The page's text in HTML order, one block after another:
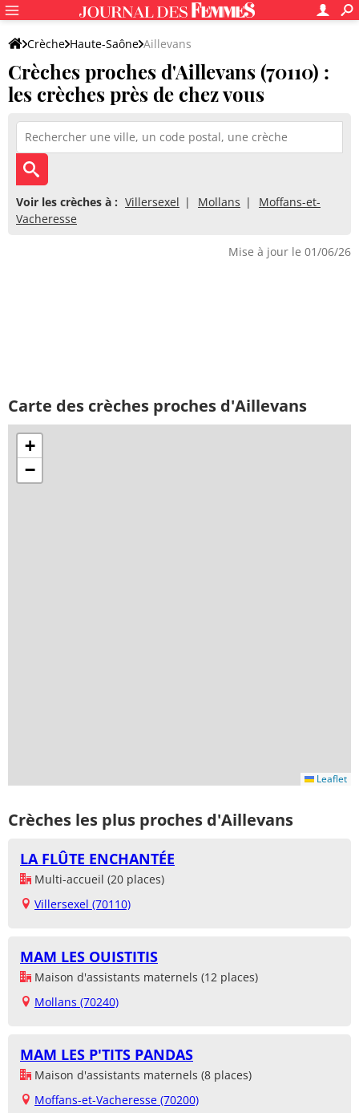
Crèche Haute-Saône Aillevans
Crèches proches d'Aillevans (70110) :
les crèches près de chez vous
Voir les crèches à : Villersexel Mollans
Moffans-et-
Vacheresse
Mise à jour le 01/06/26
Carte des crèches proches d'Aillevans
+
−
Leaflet
Crèches les plus proches d'Aillevans
LA FLÛTE ENCHANTÉE
Multi-accueil (20 places)
Villersexel (70110)
MAM LES OUISTITIS
Maison d'assistants maternels (12 places)
Mollans (70240)
MAM LES P'TITS PANDAS
Maison d'assistants maternels (8 places)
Moffans-et-Vacheresse (70200)